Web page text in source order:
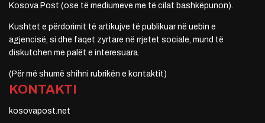
Kosova Post (ose të mediumeve me të cilat bashkëpunon).
Kushtet e përdorimit të artikujve të publikuar në uebin e
agjencisë, si dhe faqet zyrtare në rrjetet sociale, mund të
diskutohen me palët e interesuara.
(Për më shumë shihni rubrikën e kontaktit)
KONTAKTI
kosovapost.net